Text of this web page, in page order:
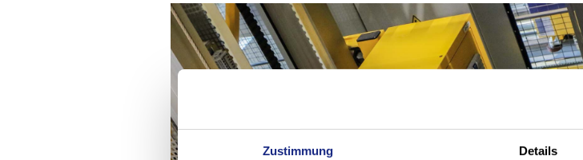
Zustimmung Details